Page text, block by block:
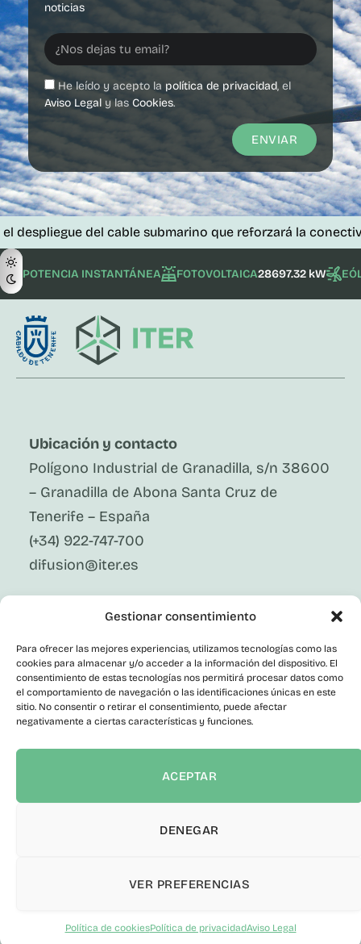
Gestionar consentimiento
Para ofrecer las mejores experiencias, utilizamos tecnologías como las
cookies para almacenar y/o acceder a la información del dispositivo. El
consentimiento de estas tecnologías nos permitirá procesar datos como
el comportamiento de navegación o las identificaciones únicas en este
sitio. No consentir o retirar el consentimiento, puede afectar
negativamente a ciertas características y funciones.
ACEPTAR
DENEGAR
VER PREFERENCIAS
Política de cookiesPolítica de privacidadAviso Legal
noticias
He leído y acepto la política de privacidad, el
Aviso Legal y las Cookies.
ENVIAR
del cable submarino que reforzará la conectividad
POTENCIA INSTANTÁNEA FOTOVOLTAICA28697.32 kW
Ubicación y contacto
Polígono Industrial de Granadilla, s/n 38600
– Granadilla de Abona Santa Cruz de
Tenerife – España
(+34) 922-747-700
difusion@iter.es
Síguenos En Redes Sociales
X
Instagram
Youtube
Corporativo
Contacto
Canal del Informante
información